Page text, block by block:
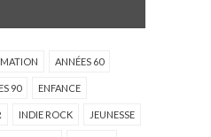
ANNÉES 60
90 ENFANCE
INDIE ROCK JEUNESSE